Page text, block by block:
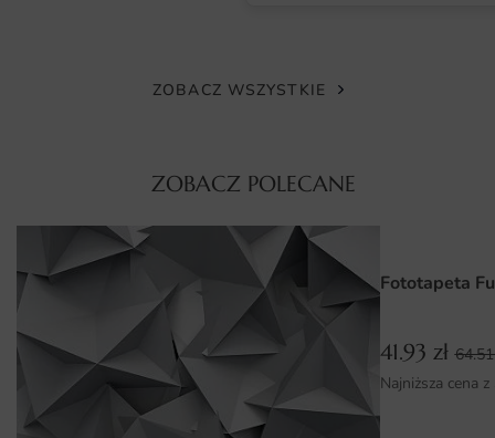
Faktura podłoża dodatkowo wzbogaca odbiór grafiki,
Wymiary na miarę i łatwy montaż
Fototapetę przygotowujemy na wymiar — wystarczy
podać dokładne wymiary ściany, a my dopasujemy grafikę
bez utraty jej proporcji i kompozycji. Druk dzielimy na
wygodne pasy, które układa się łatwo nawet bez
wcześniejszego doświadczenia.
Montaż przebiega szybko: przygotowane podłoże, klej do
ZOBACZ WSZYSTKIE
ZOBACZ POLECANE
Fototapeta
41.93 zł
Najniższa cena